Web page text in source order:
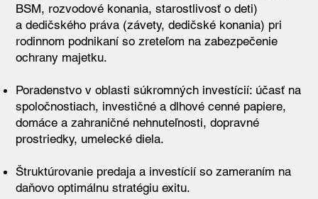
BSM, rozvodové konania, starostlivosť o deti)
a dedičského práva (závety, dedičské konania) pri
rodinnom podnikaní so zreteľom na zabezpečenie
ochrany majetku.
Poradenstvo v oblasti súkromných investícií: účasť na
spoločnostiach, investičné a dlhové cenné papiere,
domáce a zahraničné nehnuteľnosti, dopravné
prostriedky, umelecké diela.
Štruktúrovanie predaja a investícií so zameraním na
daňovo optimálnu stratégiu exitu​.